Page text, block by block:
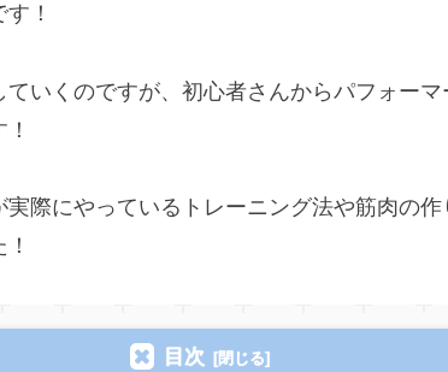
！
いくのですが、初心者さんからパフォー
際にやっているトレーニング法や筋肉の
目次